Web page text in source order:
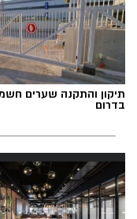
תוכן שיווקי / 09:49 05.08.26
תיקון והתקנה שערים
בדרום